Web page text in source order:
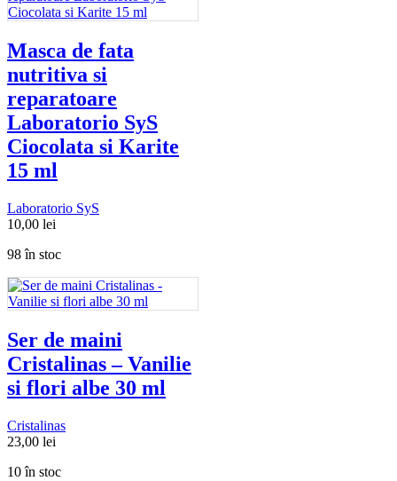
Masca de fata
nutritiva si
reparatoare
Laboratorio SyS
Ciocolata si Karite
15 ml
Laboratorio SyS
10,00 lei
98 în stoc
Ser de maini
Cristalinas – Vanilie
si flori albe 30 ml
Cristalinas
23,00 lei
10 în stoc